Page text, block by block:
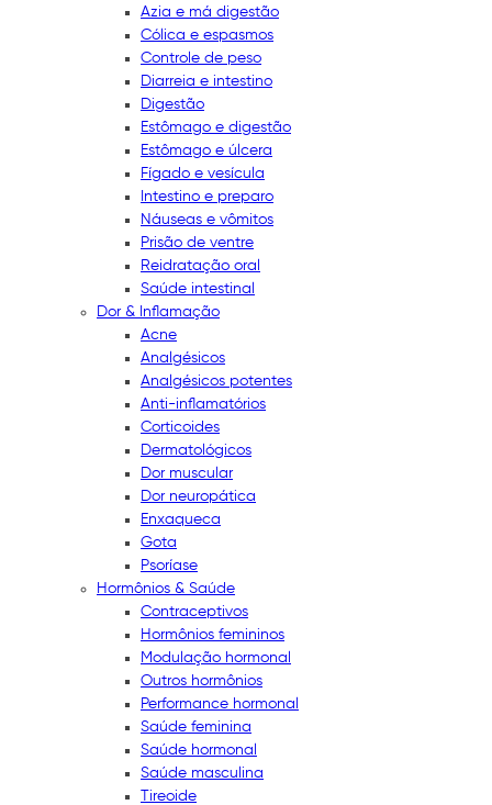
Azia e má digestão
Cólica e espasmos
Controle de peso
Diarreia e intestino
Digestão
Estômago e digestão
Estômago e úlcera
Fígado e vesícula
Intestino e preparo
Náuseas e vômitos
Prisão de ventre
Reidratação oral
Saúde intestinal
Dor & Inflamação
Acne
Analgésicos
Analgésicos potentes
Anti-inflamatórios
Corticoides
Dermatológicos
Dor muscular
Dor neuropática
Enxaqueca
Gota
Psoríase
Hormônios & Saúde
Contraceptivos
Hormônios femininos
Modulação hormonal
Outros hormônios
Performance hormonal
Saúde feminina
Saúde hormonal
Saúde masculina
Tireoide